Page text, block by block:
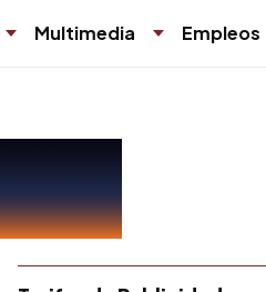
Multimedia Empleos